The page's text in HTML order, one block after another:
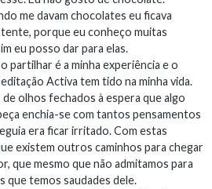
me davam chocolates eu ficava
porque eu conheço muitas
eu posso dar para elas.
partilhar é a minha experiência e o
Activa tem tido na minha vida.
olhos fechados à espera que algo
enchia-se com tantos pensamentos
era ficar irritado. Com estas
existem outros caminhos para chegar
que mesmo que não admitamos para
que temos saudades dele.